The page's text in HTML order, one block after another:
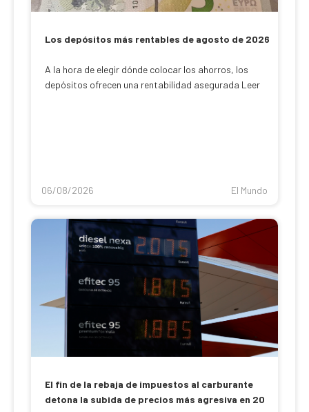
Los depósitos más rentables de agosto de 2026
A la hora de elegir dónde colocar los ahorros, los
depósitos ofrecen una rentabilidad asegurada Leer
06/08/2026 El Mundo
El fin de la rebaja de impuestos al carburante
detona la subida de precios más agresiva en 20